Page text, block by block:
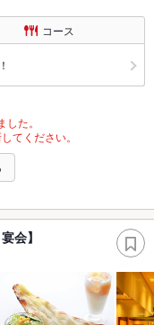
コース
た。
てください。
会】